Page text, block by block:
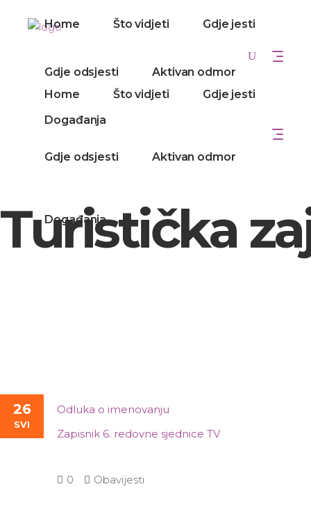
Home Što vidjeti Gdje jesti
Gdje odsjesti Aktivan odmor
Događanja
Home Što vidjeti Gdje jesti
Gdje odsjesti Aktivan odmor
Događanja
Turistička
26
SVI
Odluka o imenovanju
Zapisnik 6. redovne sjednice TV
0 Obavijesti